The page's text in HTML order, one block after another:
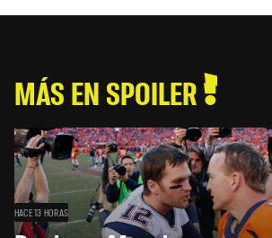
MÁS EN SPOILER
HACE 13 HORAS